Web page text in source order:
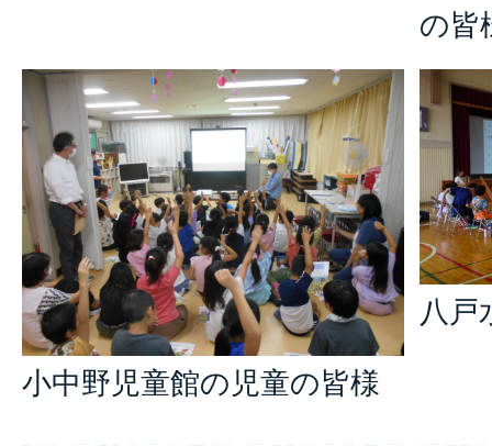
の皆
小中野児童館の児童の皆様
八戸